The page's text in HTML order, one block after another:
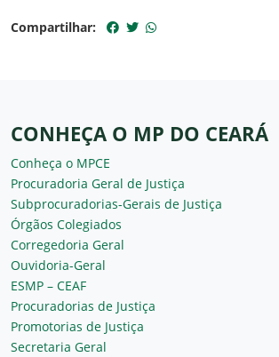
Compartilhar:
CONHEÇA O MP DO CEARÁ
Conheça o MPCE
Procuradoria Geral de Justiça
Subprocuradorias-Gerais de Justiça
Órgãos Colegiados
Corregedoria Geral
Ouvidoria-Geral
ESMP – CEAF
Procuradorias de Justiça
Promotorias de Justiça
Secretaria Geral